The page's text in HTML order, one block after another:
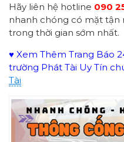
Hãy liên hệ hotline 090
nhanh chóng có mặt tận
trong thời gian sớm nhất.
♥ Xem Thêm Trang Báo
trường Phát Tài Uy Tín
Tài